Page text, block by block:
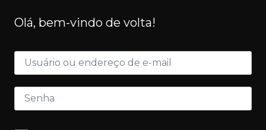
Olá, bem-vindo de volta!